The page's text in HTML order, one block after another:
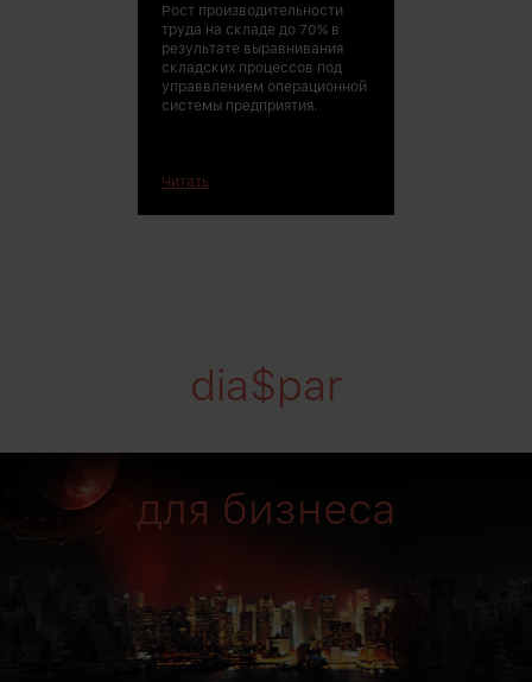
Рост производительности
труда на складе до 70% в
результате выравнивания
складских процессов под
управвлением операционной
системы предприятия.
Читать
dia$par
для бизнеса